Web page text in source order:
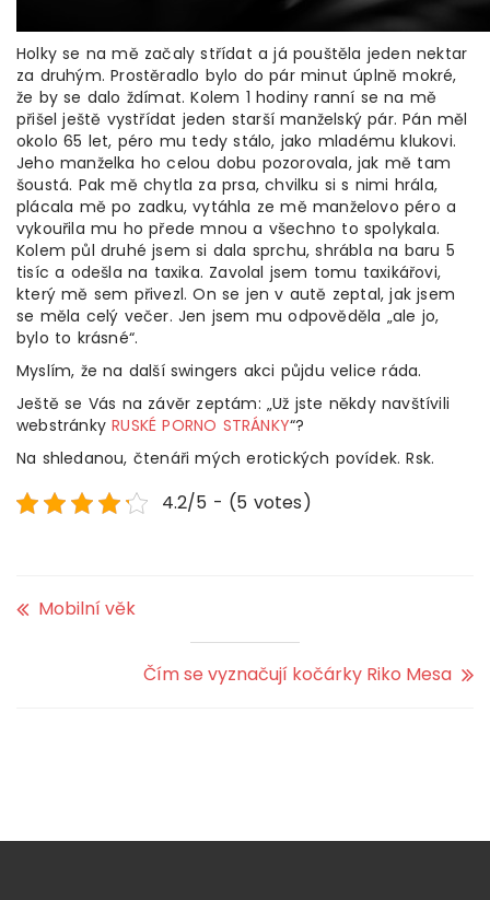
Holky se na mě začaly střídat a já pouštěla jeden nektar
za druhým. Prostěradlo bylo do pár minut úplně mokré,
že by se dalo ždímat. Kolem 1 hodiny ranní se na mě
přišel ještě vystřídat jeden starší manželský pár. Pán měl
okolo 65 let, péro mu tedy stálo, jako mladému klukovi.
Jeho manželka ho celou dobu pozorovala, jak mě tam
šoustá. Pak mě chytla za prsa, chvilku si s nimi hrála,
plácala mě po zadku, vytáhla ze mě manželovo péro a
vykouřila mu ho přede mnou a všechno to spolykala.
Kolem půl druhé jsem si dala sprchu, shrábla na baru 5
tisíc a odešla na taxika. Zavolal jsem tomu taxikářovi,
který mě sem přivezl. On se jen v autě zeptal, jak jsem
se měla celý večer. Jen jsem mu odpověděla „ale jo,
bylo to krásné“.
Myslím, že na další swingers akci půjdu velice ráda.
Ještě se Vás na závěr zeptám: „Už jste někdy navštívili
webstránkyRUSKÉ PORNO STRÁNKY“?
Na shledanou, čtenáři mých erotických povídek. Rsk.
4.2/5 - (5 votes)
Mobilní věk
Čím se vyznačují kočárky Riko Mesa